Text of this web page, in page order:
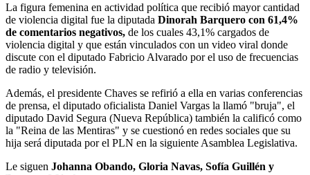
La figura femenina en actividad política que recibió mayor cantidad
de violencia digital fue la diputada Dinorah Barquero con 61,4%
de comentarios negativos, de los cuales 43,1% cargados de
violencia digital y que están vinculados con un video viral donde
discute con el diputado Fabricio Alvarado por el uso de frecuencias
de radio y televisión.
Además, el presidente Chaves se refirió a ella en varias conferencias
de prensa, el diputado oficialista Daniel Vargas la llamó "bruja", el
diputado David Segura (Nueva República) también la calificó como
la "Reina de las Mentiras" y se cuestionó en redes sociales que su
hija será diputada por el PLN en la siguiente Asamblea Legislativa.
Le siguen Johanna Obando, Gloria Navas, Sofía Guillén y